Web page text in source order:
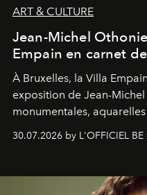
ART & CULTURE
Jean-Michel
Empain en carnet
À Bruxelles, la Villa
exposition de Jean-
monumentales,
émotionnel où chaque
émerveillement.
30.07.2026 by L'OFFICIEL